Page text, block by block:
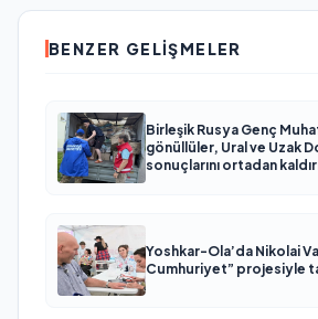
BENZER GELIŞMELER
Birleşik Rusya Genç
gönüllüler, Ural ve Uzak
sonuçlarını ortadan
Yoshkar-Ola’da Nikolai
Cumhuriyet” projesiyle